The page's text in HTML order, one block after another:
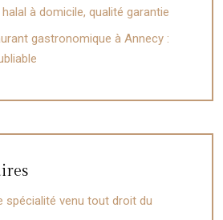
à domicile, qualité garantie
gastronomique à Annecy :
spécialité venu tout droit du